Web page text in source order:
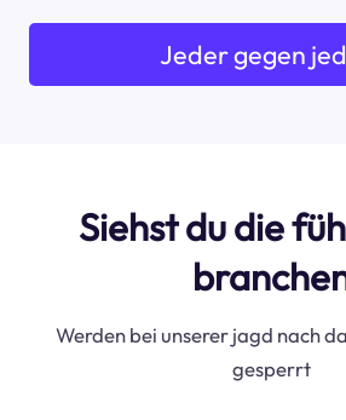
Jeder gegen
Siehst du die
Werden bei unserer jagd nach
gesperrt